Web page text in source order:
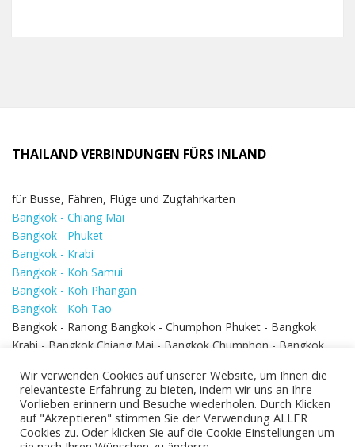
THAILAND VERBINDUNGEN FÜRS INLAND
für Busse, Fähren, Flüge und Zugfahrkarten
Bangkok - Chiang Mai
Bangkok - Phuket
Bangkok - Krabi
Bangkok - Koh Samui
Bangkok - Koh Phangan
Bangkok - Koh Tao
Bangkok - Ranong Bangkok - Chumphon Phuket - Bangkok
Krabi - Bangkok Chiang Mai - Bangkok Chumphon - Bangkok
Bangkok - Hua Hin
Wir verwenden Cookies auf unserer Website, um Ihnen die
relevanteste Erfahrung zu bieten, indem wir uns an Ihre
Vorlieben erinnern und Besuche wiederholen. Durch Klicken
auf "Akzeptieren" stimmen Sie der Verwendung ALLER
Cookies zu. Oder klicken Sie auf die Cookie Einstellungen um